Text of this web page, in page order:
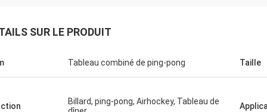
SUR LE PRODUIT
Tableau combiné de ping-pong Taille
Billard, ping-pong, Airhockey, Tableau de